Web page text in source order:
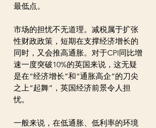
最低点。
市场的担忧不无道理。减税属于扩张
性财政政策，短期在支撑经济增长的
同时，又会推高通胀。对于CPI同比增
速一度突破10%的英国来说，这无疑
是在“经济增长”和“通胀高企”的刀尖
之上“起舞”，英国经济前景令人担
忧。
一般来说，在低通胀、低利率的环境